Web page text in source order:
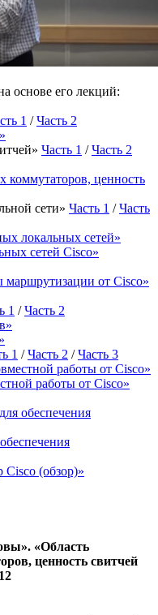
основе его лекций:
1 /Часть 2
Часть 1 /Часть 2
коммутаторов, ценность
сети» Часть 1 /Часть
локальных сетей»
сетей Cisco»
маршрутизации от Cisco»
1 /Часть 2
1 /Часть 2 /Часть 3
работы от Cisco»
работы от Cisco»
обеспечения
(обзор)»
«Область
ценность свитчей